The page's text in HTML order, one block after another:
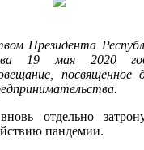
Президента
19 мая 2020
посвященное
отдельно
пандемии.